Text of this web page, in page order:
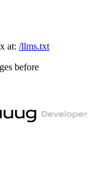
at: /llms.txt
before